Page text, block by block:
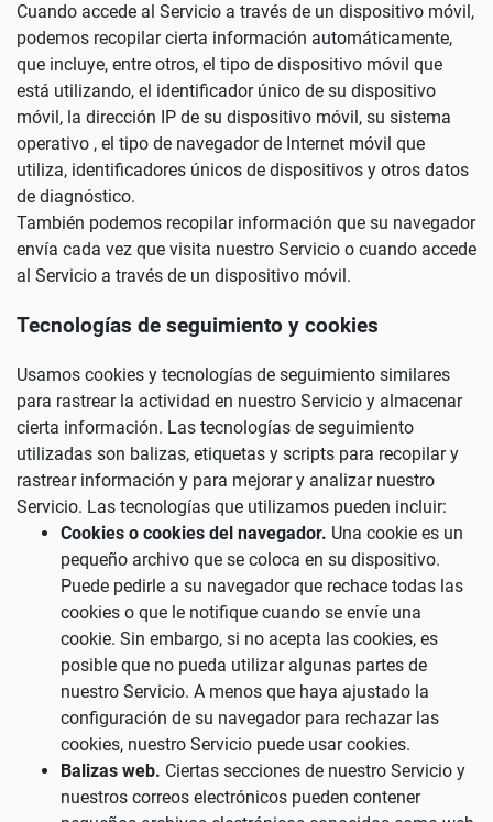
Cuando accede al Servicio a través de un dispositivo móvil,
podemos recopilar cierta información automáticamente,
que incluye, entre otros, el tipo de dispositivo móvil que
está utilizando, el identificador único de su dispositivo
móvil, la dirección IP de su dispositivo móvil, su sistema
operativo , el tipo de navegador de Internet móvil que
utiliza, identificadores únicos de dispositivos y otros datos
de diagnóstico.
También podemos recopilar información que su navegador
envía cada vez que visita nuestro Servicio o cuando accede
al Servicio a través de un dispositivo móvil.
Tecnologías de seguimiento y cookies
Usamos cookies y tecnologías de seguimiento similares
para rastrear la actividad en nuestro Servicio y almacenar
cierta información. Las tecnologías de seguimiento
utilizadas son balizas, etiquetas y scripts para recopilar y
rastrear información y para mejorar y analizar nuestro
Servicio. Las tecnologías que utilizamos pueden incluir:
Cookies o cookies del navegador. Una cookie es un
pequeño archivo que se coloca en su dispositivo.
Puede pedirle a su navegador que rechace todas las
cookies o que le notifique cuando se envíe una
cookie. Sin embargo, si no acepta las cookies, es
posible que no pueda utilizar algunas partes de
nuestro Servicio. A menos que haya ajustado la
configuración de su navegador para rechazar las
cookies, nuestro Servicio puede usar cookies.
Balizas web. Ciertas secciones de nuestro Servicio y
nuestros correos electrónicos pueden contener